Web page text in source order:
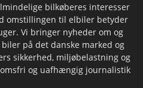
bilkøberes interesser
omstillingen til elbiler betyder
Vi bringer nyheder om og
på det danske marked og
sikkerhed, miljøbelastning og
og uafhængig journalistik